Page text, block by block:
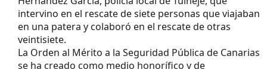
intervino en el rescate de siete personas que viajaban
en una patera y colaboró en el rescate de otras
veintisiete.
La Orden al Mérito a la Seguridad Pública de Canarias
se ha creado como medio honorífico y de